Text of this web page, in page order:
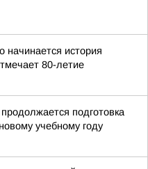
начинается история
80-летие
подготовка
учебному году